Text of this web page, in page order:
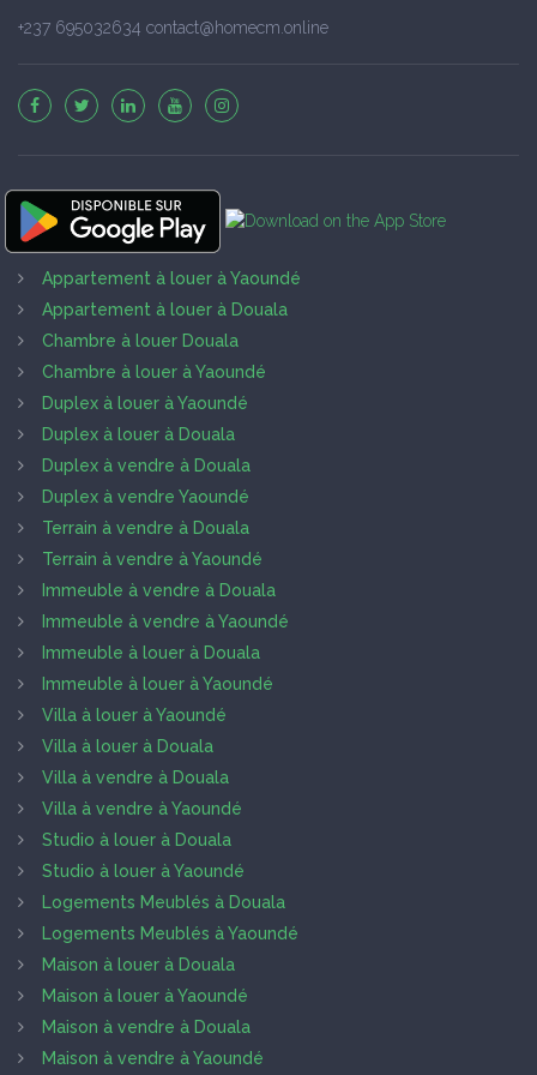
+237 695032634 contact@homecm.online
Appartement à louer à Yaoundé
Appartement à louer à Douala
Chambre à louer Douala
Chambre à louer à Yaoundé
Duplex à louer à Yaoundé
Duplex à louer à Douala
Duplex à vendre à Douala
Duplex à vendre Yaoundé
Terrain à vendre à Douala
Terrain à vendre à Yaoundé
Immeuble à vendre à Douala
Immeuble à vendre à Yaoundé
Immeuble à louer à Douala
Immeuble à louer à Yaoundé
Villa à louer à Yaoundé
Villa à louer à Douala
Villa à vendre à Douala
Villa à vendre à Yaoundé
Studio à louer à Douala
Studio à louer à Yaoundé
Logements Meublés à Douala
Logements Meublés à Yaoundé
Maison à louer à Douala
Maison à louer à Yaoundé
Maison à vendre à Douala
Maison à vendre à Yaoundé